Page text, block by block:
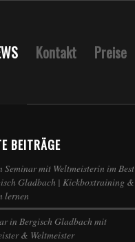
Kontakt Preise
BEITRÄGE
Seminar mit Weltmeisterin im Best
Gladbach | Kickboxtraining &
lernen
in Bergisch Gladbach mit
& Weltmeister